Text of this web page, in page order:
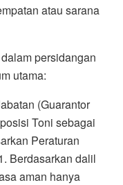
atau sarana
persidangan
utama:
(Guarantor
Toni sebagai
Peraturan
Berdasarkan dalil
aman hanya